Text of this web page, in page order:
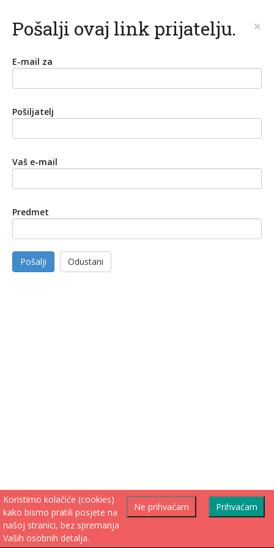
Pošalji ovaj link prijatelju. ×
E-mail za
Pošiljatelj
Vaš e-mail
Predmet
Pošalji Odustani
Prihvaćam
Ne prihvaćam
Koristimo kolačiće (cookies)
kako bismo pratili posjete na
našoj stranici, bez spremanja
Vaših osobnih detalja.